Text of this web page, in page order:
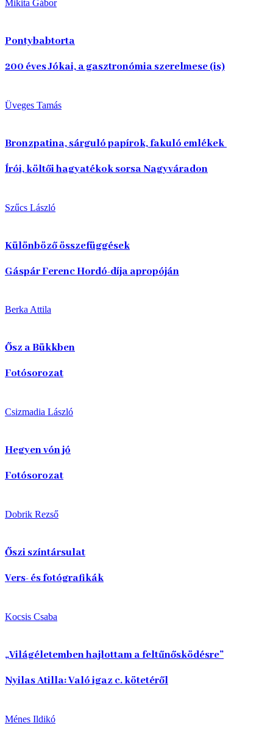
Mikita Gábor
Pontybabtorta
200 éves Jókai, a gasztronómia szerelmese (is)
Üveges Tamás
Bronzpatina, sárguló papírok, fakuló emlékek
Írói, költői hagyatékok sorsa Nagyváradon
Szűcs László
Különböző összefüggések
Gáspár Ferenc Hordó-díja apropóján
Berka Attila
Ősz a Bükkben
Fotósorozat
Csizmadia László
Hegyen vón jó
Fotósorozat
Dobrik Rezső
Őszi színtársulat
Vers- és fotógrafikák
Kocsis Csaba
„Világéletemben hajlottam a feltűnősködésre”
Nyilas Atilla: Való igaz c. kötetéről
Ménes Ildikó